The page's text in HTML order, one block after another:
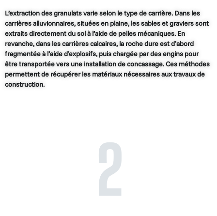
L’extraction des granulats varie selon le type de carrière. Dans les
carrières alluvionnaires, situées en plaine, les sables et graviers sont
extraits directement du sol à l’aide de pelles mécaniques. En
revanche, dans les carrières calcaires, la roche dure est d’abord
fragmentée à l’aide d’explosifs, puis chargée par des engins pour
être transportée vers une installation de concassage. Ces méthodes
permettent de récupérer les matériaux nécessaires aux travaux de
construction.
2